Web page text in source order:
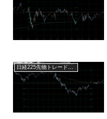
日経225先物トレード倶楽部